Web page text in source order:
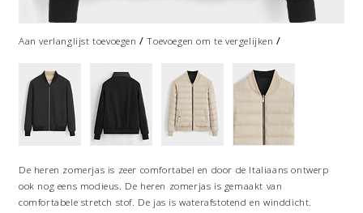
Aan verlanglijst toevoegen /Toevoegen om te vergelijken /
De heren zomerjas is zeer comfortabel en door de Italiaans ontwerp
ook nog eens modieus. De heren zomerjas is gemaakt van
comfortabele stretch stof. De jas is waterafstotend en winddicht.